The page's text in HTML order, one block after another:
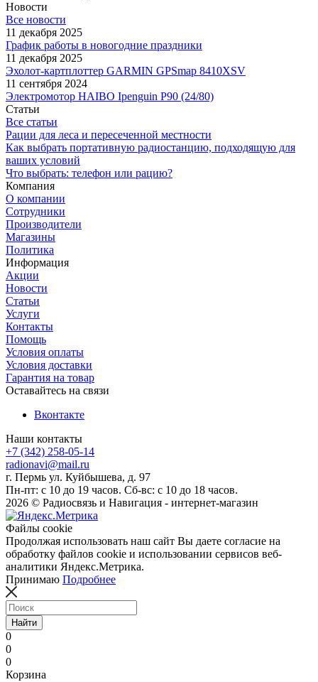
Новости
Все новости
11 декабря 2025
График работы в новогодние праздники
11 декабря 2025
Эхолот-картплоттер GARMIN GPSmap 8410XSV
11 сентября 2024
Электромотор HAIBO Ipenguin P90 (24/80)
Статьи
Все статьи
Рации для леса и пересеченной местности
Как выбрать портативную радиостанцию, подходящую для
ваших условий
Что выбрать: телефон или рацию?
Компания
О компании
Сотрудники
Производители
Магазины
Политика
Информация
Акции
Новости
Статьи
Услуги
Контакты
Помощь
Условия оплаты
Условия доставки
Гарантия на товар
Оставайтесь на связи
Вконтакте
Наши контакты
+7 (342) 258-05-14
radionavi@mail.ru
г. Пермь ул. Куйбышева, д. 97
Пн-пт: с 10 до 19 часов. Сб-вс: с 10 до 18 часов.
2026 © Радиосвязь и Навигация - интернет-магазин
Файлы cookie
Продолжая использовать наш сайт Вы даете согласие на
обработку файлов cookie и использовании сервисов веб-
аналитики Яндекс.Метрика.
Принимаю Подробнее
Найти
0
0
0
Корзина